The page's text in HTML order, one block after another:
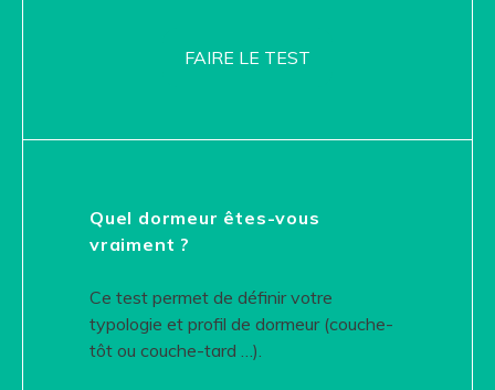
FAIRE LE TEST
Quel dormeur êtes-vous
vraiment ?
Ce test permet de définir votre
typologie et profil de dormeur (couche-
tôt ou couche-tard …).